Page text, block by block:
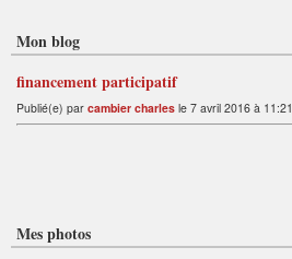
Mon blog
financement participatif
Publié(e) par cambier charles le 7 avril 2016 à 11:21
Mes photos